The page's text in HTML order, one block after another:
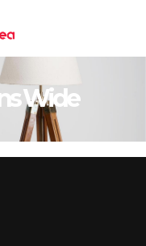
Wide